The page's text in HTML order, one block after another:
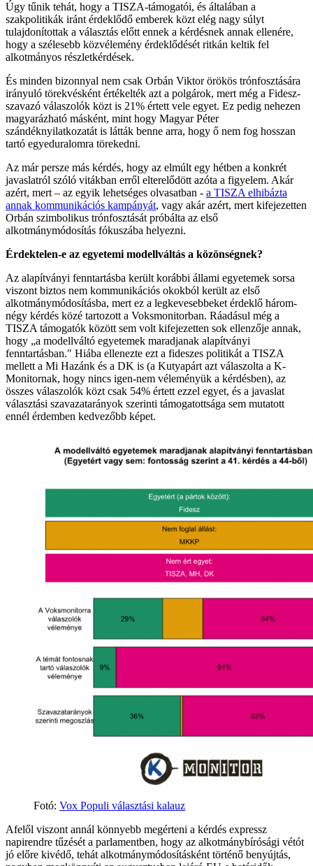
Úgy tűnik tehát, hogy a TISZA-támogatói, és általában a
szakpolitikák iránt érdeklődő emberek közt elég nagy súlyt
tulajdonítottak a választás előtt ennek a kérdésnek annak ellenére,
hogy a szélesebb közvélemény érdeklődését ritkán keltik fel
alkotmányos részletkérdések.
És minden bizonnyal nem csak Orbán Viktor örökös trónfosztására
irányuló törekvésként értékelték azt a polgárok, mert még a Fidesz-
szavazó válaszolók közt is 21% értett vele egyet. Ez pedig nehezen
magyarázható másként, mint hogy Magyar Péter
szándéknyilatkozatát is látták benne arra, hogy ő nem fog hosszan
tartó egyeduralomra törekedni.
Az már persze más kérdés, hogy az elmúlt egy hétben a konkrét
javaslatról szóló vitákban erről elterelődött azóta a figyelem. Akár
azért, mert – az egyik lehetséges olvasatban - a TISZA elhibázta
annak kommunikációs kampányát, vagy akár azért, mert kifejezetten
Orbán szimbolikus trónfosztását próbálta az első
alkotmánymódosítás fókuszába helyezni.
Érdektelen-e az egyetemi modellváltás a közönségnek?
Az alapítványi fenntartásba került korábbi állami egyetemek sorsa
viszont biztos nem kommunikációs okokból került az első
alkotmánymódosításba, mert ez a legkevesebbeket érdeklő három-
négy kérdés közé tartozott a Voksmonitorban. Ráadásul még a
TISZA támogatók között sem volt kifejezetten sok ellenzője annak,
hogy „a modellváltó egyetemek maradjanak alapítványi
fenntartásban." Hiába ellenezte ezt a fideszes politikát a TISZA
mellett a Mi Hazánk és a DK is (a Kutyapárt azt válaszolta a K-
Monitornak, hogy nincs igen-nem véleményük a kérdésben), az
összes válaszolók közt csak 54% értett ezzel egyet, és a javaslat
választási szavazatarányok szerinti támogatottsága sem mutatott
ennél érdemben kedvezőbb képet.
Fotó: Vox Populi választási kalauz
Afelől viszont annál könnyebb megérteni a kérdés expressz
napirendre tűzését a parlamentben, hogy az alkotmánybírósági vétót
jó előre kivédő, tehát alkotmánymódosításként történő benyújtás,